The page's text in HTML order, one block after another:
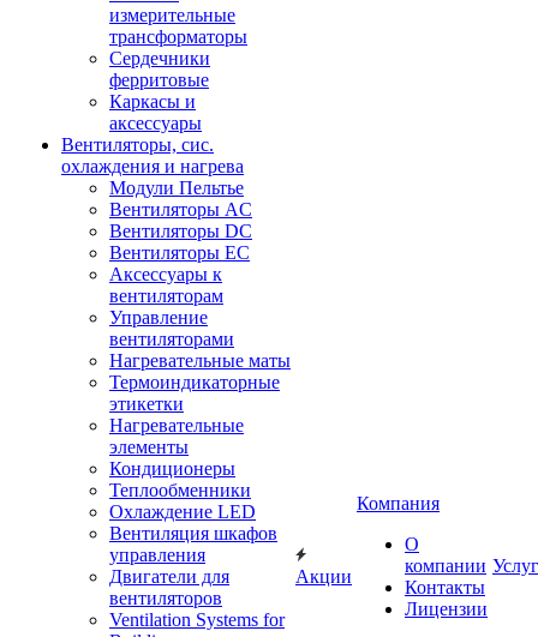
измерительные
трансформаторы
Сердечники
ферритовые
Каркасы и
аксессуары
Вентиляторы, сис.
охлаждения и нагрева
Модули Пельтье
Вентиляторы AC
Вентиляторы DC
Вентиляторы EC
Аксессуары к
вентиляторам
Управление
вентиляторами
Нагревательные маты
Термоиндикаторные
этикетки
Нагревательные
элементы
Кондиционеры
Теплообменники
Охлаждение LED
Вентиляция шкафов
управления
Двигатели для
вентиляторов
Ventilation Systems for
Акции
Компания
О
компании
Контакты
Лицензии